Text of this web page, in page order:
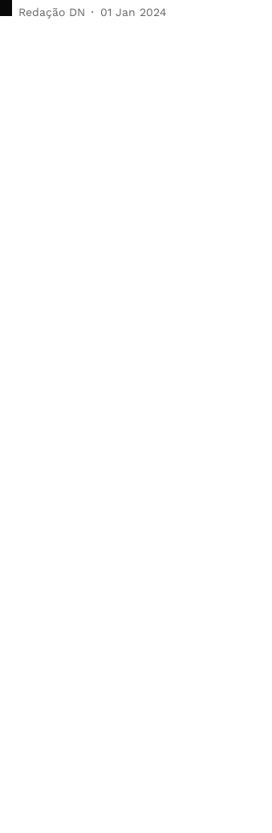
Redação DN 01 Jan 2024